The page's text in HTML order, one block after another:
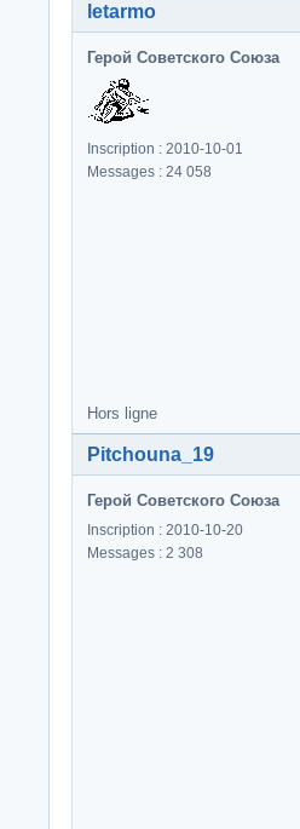
letarmo
Герой Советского Союза
Inscription : 2010-10-01
Messages : 24 058
Hors ligne
Pitchouna_19
Герой Советского Союза
Inscription : 2010-10-20
Messages : 2 308